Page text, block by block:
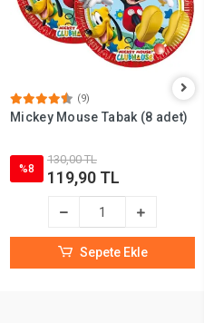
(9)
Mickey Mouse Tabak (8 adet)
%8
130,00 TL
119,90 TL
Sepete Ekle